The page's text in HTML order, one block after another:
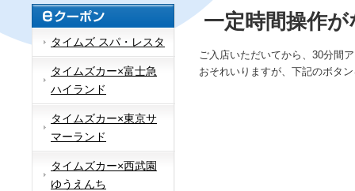
タイムズ スパ・レスタ
タイムズカー×富士急
ハイランド
タイムズカー×東京サ
マーランド
タイムズカー×西武園
ゆうえんち
一定時間操作
ご入店いただいてから、30分間
おそれいりますが、下記のボタ